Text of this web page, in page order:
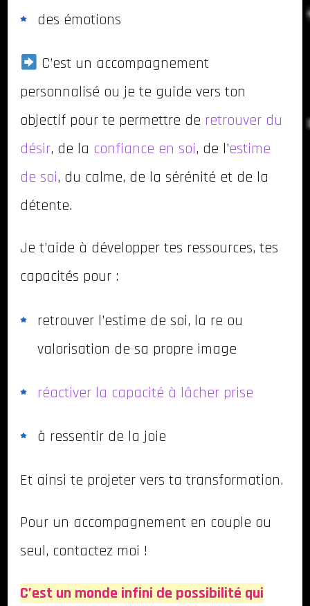
des émotions
C’est un accompagnement
personnalisé ou je te guide vers ton
objectif pour te permettre de retrouver du
désir, de la confiance en soi, de l’estime
de soi, du calme, de la sérénité et de la
détente.
Je t’aide à développer tes ressources, tes
capacités pour :
retrouver l’estime de soi, la re ou
valorisation de sa propre image
réactiver la capacité à lâcher prise
à ressentir de la joie
Et ainsi te projeter vers ta transformation.
Pour un accompagnement en couple ou
seul, contactez moi !
C’est un monde infini de possibilité qui